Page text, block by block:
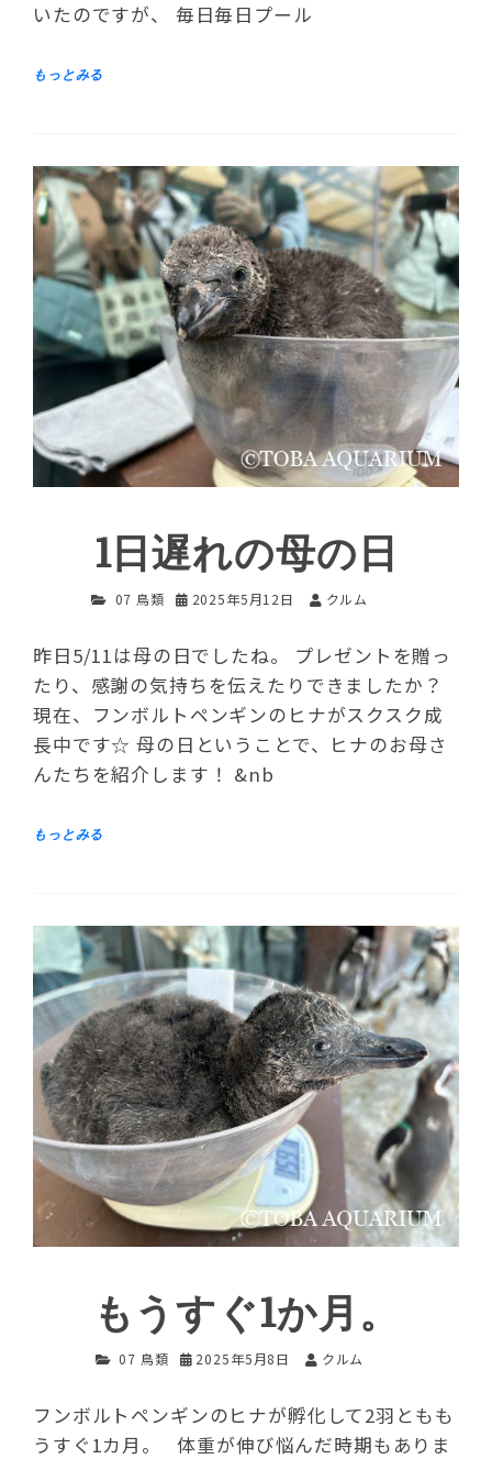
いたのですが、 毎日毎日プール
1日遅れの母の日
07 鳥類 2025年5月12日 クルム
昨日5/11は母の日でしたね。 プレゼントを贈っ
たり、感謝の気持ちを伝えたりできましたか？
現在、フンボルトペンギンのヒナがスクスク成
長中です☆ 母の日ということで、ヒナのお母さ
んたちを紹介します！ &nb
もうすぐ1か月。
07 鳥類 2025年5月8日 クルム
フンボルトペンギンのヒナが孵化して2羽ともも
うすぐ1カ月。 体重が伸び悩んだ時期もありま